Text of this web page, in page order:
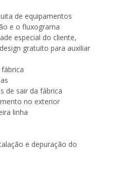
de equipamentos
e o fluxograma
especial do cliente,
gratuito para auxiliar
de sair da fábrica
no exterior
linha
e depuração do